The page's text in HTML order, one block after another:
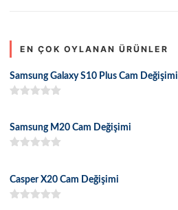
EN ÇOK OYLANAN ÜRÜNLER
Samsung Galaxy S10 Plus Cam Değişimi
Samsung M20 Cam Değişimi
Casper X20 Cam Değişimi